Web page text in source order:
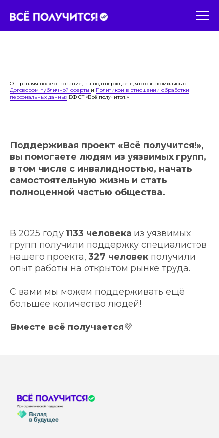
Отправляя пожертвование, вы подтверждаете, что ознакомились с
Договором публичной оферты и Политикой в отношении обработки
персональных данных БФ СТ «Всё получится!»
Поддерживая проект «Всё получится!»,
вы помогаете людям из уязвимых групп,
в том числе с инвалидностью, начать
самостоятельную жизнь и стать
полноценной частью общества.
В 2025 году 1133 человека из уязвимых
групп получили поддержку специалистов
нашего проекта, 327 человек получили
опыт работы на открытом рынке труда.
С вами мы можем поддерживать ещё
большее количество людей!
Вместе всё получается💜